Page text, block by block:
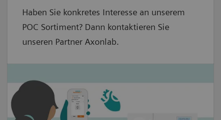
Haben Sie konkretes Interesse an unserem
POC Sortiment? Dann kontaktieren Sie
unseren Partner Axonlab.